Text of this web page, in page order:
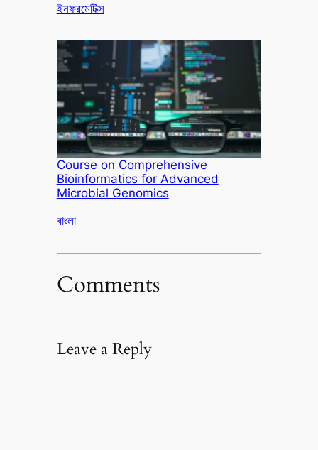
In relation to
ইনফরমেটিক্স
Course on Comprehensive
Bioinformatics for Advanced
Microbial Genomics
In relation to
বাংলা
Comments
Leave a Reply